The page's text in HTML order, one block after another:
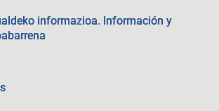
informazioa. Información y